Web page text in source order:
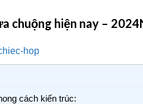
chuộng hiện nay –
cách kiến trúc: